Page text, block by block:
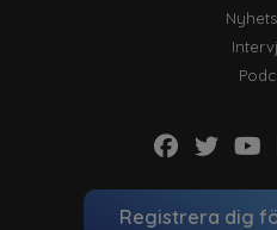
Registrera dig